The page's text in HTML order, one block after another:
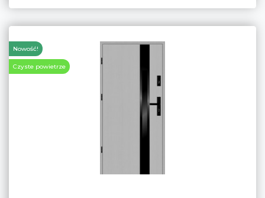
Nowość!
Czyste powietrze